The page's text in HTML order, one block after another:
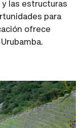
las estructuras
para
ofrece